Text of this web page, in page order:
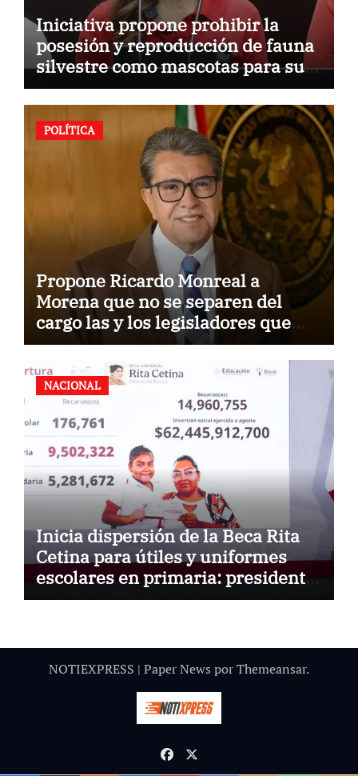
Iniciativa propone prohibir la
posesión y reproducción de fauna
silvestre como mascotas para su
comercialización
POLÍTICA
Propone Ricardo Monreal a
Morena que no se separen del
cargo las y los legisladores que
quieren reelegirse
NACIONAL
Inicia dispersión de la Beca Rita
Cetina para útiles y uniformes
escolares en primaria: presidenta
Claudia Sheinbaum
NOTIEXPRESS | Paper News porThemeansar.